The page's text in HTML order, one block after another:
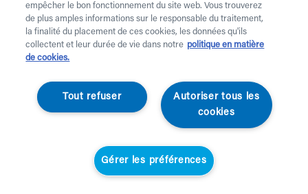
standard prend 2 jours ouvrables, une livraison urgente
est effectuée à domicile le jour ouvrable suivant.
Aucune livraison n’a lieu les jours fériés.
Prénom *
empêcher le bon fonctionnement du site web. Vous trouverez
de plus amples informations sur le responsable du traitement,
la finalité du placement de ces cookies, les données qu'ils
collectent et leur durée de vie dans notre politique en matière
de cookies.
Autoriser tous les
cookies
Tout refuser
Gérer les préférences